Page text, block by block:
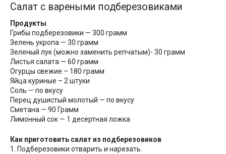
Салат с вареными подберезовиками
Продукты
Грибы подберезовики — 300 грамм
Зелень укропа — 30 грамм
Зеленый лук (можно заменить репчатым)- 30 грамм
Листья салата — 60 грамм
Огурцы свежие – 180 грамм
Яйца куриные – 2 штуки
Соль — по вкусу
Перец душистый молотый — по вкусу
Сметана — 90 Грамм
Лимонный сок — 1 десертная ложка
Как приготовить салат из подберезовиков
1. Подберезовики отварить и нарезать.